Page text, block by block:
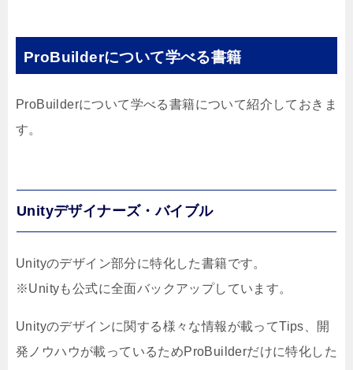
ProBuilderについて学べる書籍
ProBuilderについて学べる書籍について紹介しておきま
す。
Unityデザイナーズ・バイブル
Unityのデザイン部分に特化した書籍です。
※Unityも公式に全面バックアップしています。
Unityのデザインに関する様々な情報が載ってTips、開
発ノウハウが載っているためProBuilderだけに特化した